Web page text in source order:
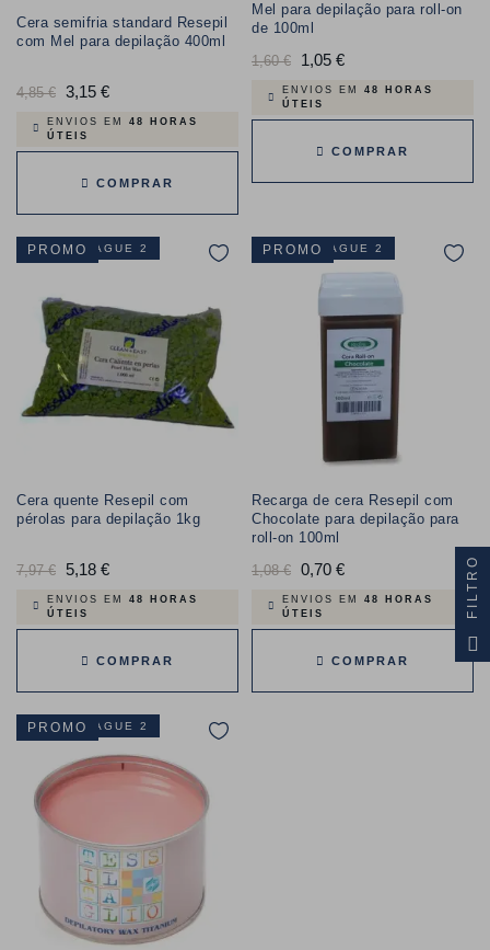
Cera semifria standard Resepil
com Mel para depilação 400ml
Preço
normal
4,85 € 3,15 €Preço
ENVIOS EM 48 HORAS
ÚTEIS
COMPRAR
Mel para depilação para roll-on
de 100ml
Preço
normal
1,60 € 1,05 €Preço
ENVIOS EM 48 HORAS
ÚTEIS
COMPRAR
LEVE 3 PAGUE 2
PROMO
Cera quente Resepil com
pérolas para depilação 1kg
Preço
normal
7,97 € 5,18 €Preço
ENVIOS EM 48 HORAS
ÚTEIS
COMPRAR
LEVE 3 PAGUE 2
PROMO
Recarga de cera Resepil com
Chocolate para depilação para
roll-on 100ml
Preço
normal
1,08 € 0,70 €Preço
ENVIOS EM 48 HORAS
ÚTEIS
COMPRAR
LEVE 3 PAGUE 2
PROMO
FILTRO